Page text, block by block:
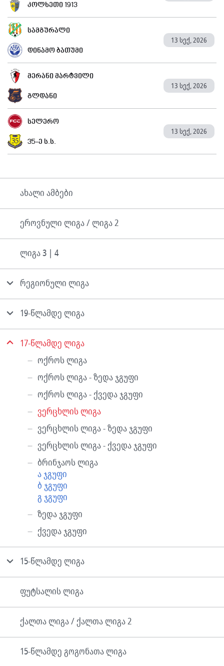
კოლხეთი 1913
სამგურალი
13 სექ, 2026
დინამო ბათუმი
მერანი მარტვილი
13 სექ, 2026
გლდანი
სელერო
13 სექ, 2026
35-ე ს.ს.
ახალი ამბები
ეროვნული ლიგა / ლიგა 2
ლიგა 3 | 4
რეგიონული ლიგა
19-წლამდე ლიგა
17-წლამდე ლიგა
ოქროს ლიგა
ოქროს ლიგა - ზედა ჯგუფი
ოქროს ლიგა - ქვედა ჯგუფი
ვერცხლის ლიგა
ვერცხლის ლიგა - ზედა ჯგუფი
ვერცხლის ლიგა - ქვედა ჯგუფი
ბრინჯაოს ლიგა
ა ჯგუფი
ბ ჯგუფი
გ ჯგუფი
ზედა ჯგუფი
ქვედა ჯგუფი
15-წლამდე ლიგა
ფუტსალის ლიგა
ქალთა ლიგა / ქალთა ლიგა 2
15-წლამდე გოგონათა ლიგა